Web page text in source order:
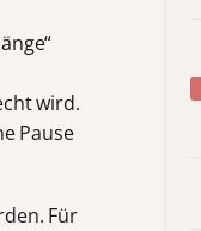
wird.
Pause
Für